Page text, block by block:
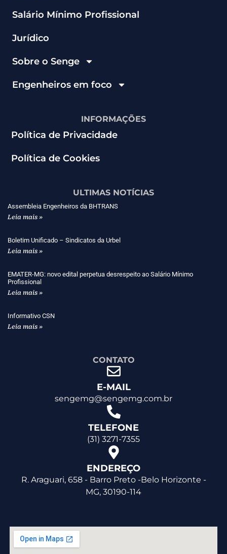
Salário Mínimo Profissional
Jurídico
Sobre o Senge
Engenheiros em foco
INFORMAÇÕES
Política de Privacidade
Política de Cookies
ULTIMAS NOTÍCIAS
Assembleia Engenheiros da BHTRANS
Leia mais »
Boletim Unificado – Sindicatos da Urbel
Leia mais »
EMATER-MG: novo edital perpetua desrespeito ao Salário Mínimo
Profissional
Leia mais »
Informativo CSN
Leia mais »
CONTATO
E-MAIL
sengemg@sengemg.com.br
TELEFONE
(31) 3271-7355
ENDEREÇO
R. Araguari, 658 - Barro Preto -Belo Horizonte -
MG, 30190-114